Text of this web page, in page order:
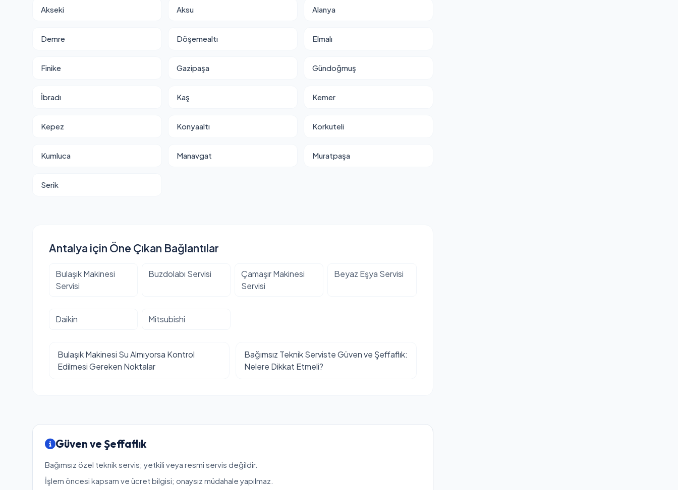
Akseki Aksu Alanya
Demre Döşemealtı Elmalı
Finike Gazipaşa Gündoğmuş
İbradı Kaş Kemer
Kepez Konyaaltı Korkuteli
Kumluca Manavgat Muratpaşa
Serik
Antalya için Öne Çıkan Bağlantılar
Bulaşık Makinesi
Servisi
Buzdolabı Servisi
Çamaşır Makinesi
Servisi
Beyaz Eşya Servisi
Daikin Mitsubishi
Bulaşık Makinesi Su Almıyorsa Kontrol
Edilmesi Gereken Noktalar
Bağımsız Teknik Serviste Güven ve Şeffaflık:
Nelere Dikkat Etmeli?
Güven ve Şeffaflık
Bağımsız özel teknik servis; yetkili veya resmi servis değildir.
İşlem öncesi kapsam ve ücret bilgisi; onaysız müdahale yapılmaz.